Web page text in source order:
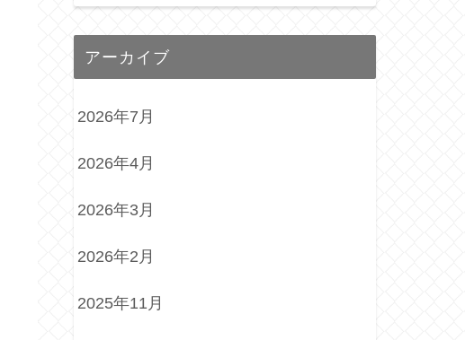
アーカイブ
2026年7月
2026年4月
2026年3月
2026年2月
2025年11月